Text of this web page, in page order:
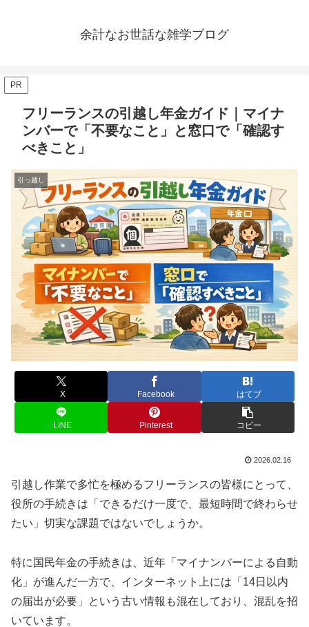
余計なお世話な雑学ブログ
PR
フリーランスの引越し年金ガイド｜マイナ
ンバーで「不要なこと」と窓口で「確認す
べきこと」
引っ越し
X Facebook はてブ
LINE Pinterest コピー
2026.02.16
引越し作業で多忙を極めるフリーランスの皆様にとって、
役所の手続きは「できるだけ一度で、最短時間で終わらせ
たい」切実な課題ではないでしょうか。
特に国民年金の手続きは、近年「マイナンバーによる自動
化」が進んだ一方で、インターネット上には「14日以内
の届出が必要」という古い情報も混在しており、混乱を招
いています。